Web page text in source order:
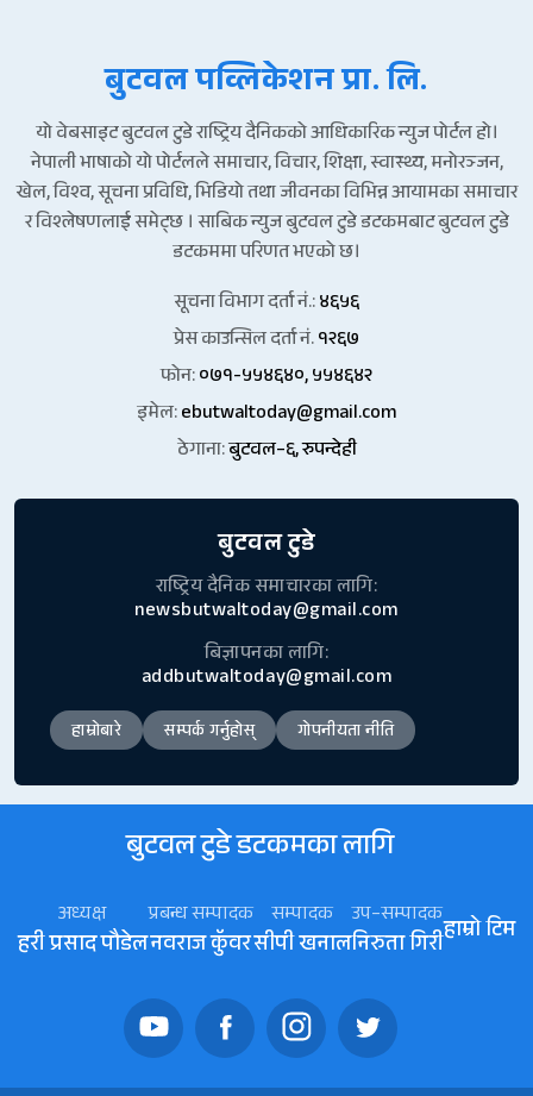
बुटवल पव्लिकेशन प्रा. लि.
यो वेबसाइट बुटवल टुडे राष्ट्रिय दैनिकको आधिकारिक न्युज पोर्टल हो।
नेपाली भाषाको यो पोर्टलले समाचार, विचार, शिक्षा, स्वास्थ्य, मनोरञ्जन,
खेल, विश्व, सूचना प्रविधि, भिडियो तथा जीवनका विभिन्न आयामका समाचार
र विश्लेषणलाई समेट्छ । साबिक न्युज बुटवल टुडे डटकमबाट बुटवल टुडे
डटकममा परिणत भएको छ।
सूचना विभाग दर्ता नं.:४६५६
प्रेस काउन्सिल दर्ता नं.१२६७
फोन:०७१-५५४६४०, ५५४६४२
इमेल:ebutwaltoday@gmail.com
ठेगाना:बुटवल–६, रुपन्देही
बुटवल टुडे
राष्ट्रिय दैनिक समाचारका लागि:
newsbutwaltoday@gmail.com
बिज्ञापनका लागि:
addbutwaltoday@gmail.com
हाम्रोबारे सम्पर्क गर्नुहोस् गोपनीयता नीति
बुटवल टुडे डटकमका लागि
अध्यक्ष
हरी प्रसाद पौडेल
प्रबन्ध सम्पादक
नवराज कॅुवर
सम्पादक
सीपी खनाल
उप–सम्पादक
निरुता गिरीहाम्रो टिम